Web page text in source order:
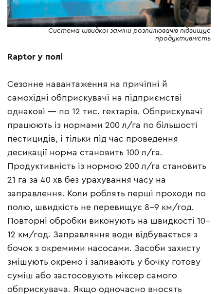
Система швидкої заміни розпилювачів підвищує
продуктивність
Raptor у полі
Сезонне навантаження на причіпні й
самохідні обприскувачі на підприємстві
однакові — по 12 тис. гектарів. Обприскувачі
працюють із нормами 200 л/га по більшості
пестицидів, і тільки під час проведення
десикації норма становить 100 л/га.
Продуктивність із нормою 200 л/га становить
21 га за 40 хв без урахування часу на
заправлення. Коли роблять перші проходи по
полю, швидкість не перевищує 8–9 км/год.
Повторні обробки виконують на швидкості 10–
12 км/год. Заправляння води відбувається з
бочок з окремими насосами. Засоби захисту
змішують окремо і заливають у бочку готову
суміш або застосовують міксер самого
обприскувача. Якщо одночасно вносять